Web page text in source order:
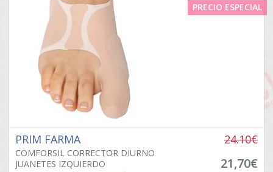
PRECIO ESPECIAL
PRIM FARMA
COMFORSIL CORRECTOR DIURNO
JUANETES IZQUIERDO
24.10€
21,70€